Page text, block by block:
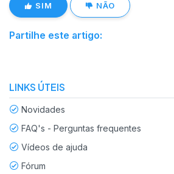
SIM NÃO
Partilhe este artigo:
LINKS ÚTEIS
Novidades
FAQ's - Perguntas frequentes
Vídeos de ajuda
Fórum